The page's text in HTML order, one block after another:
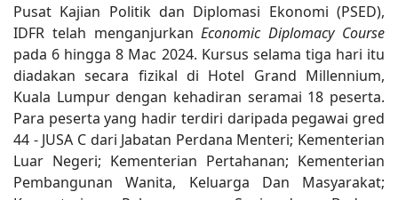
Pusat Kajian Politik dan Diplomasi Ekonomi (PSED),
IDFR telah menganjurkanEconomic Diplomacy Course
pada 6 hingga 8 Mac 2024. Kursus selama tiga hari itu
diadakan secara fizikal di Hotel Grand Millennium,
Kuala Lumpur dengan kehadiran seramai 18 peserta.
Para peserta yang hadir terdiri daripada pegawai gred
44 - JUSA C dari Jabatan Perdana Menteri; Kementerian
Luar Negeri; Kementerian Pertahanan; Kementerian
Pembangunan Wanita, Keluarga Dan Masyarakat;